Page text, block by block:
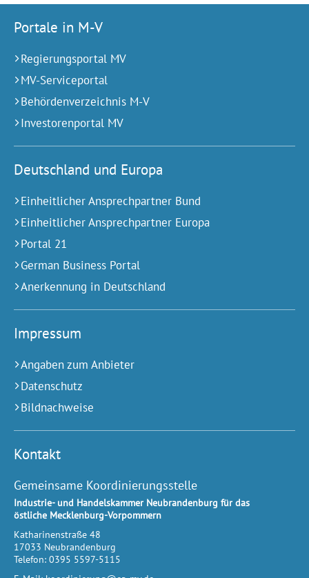
Portale in M-V
Regierungsportal MV
MV-Serviceportal
Behördenverzeichnis M-V
Investorenportal MV
Deutschland und Europa
Einheitlicher Ansprechpartner Bund
Einheitlicher Ansprechpartner Europa
Portal 21
German Business Portal
Anerkennung in Deutschland
Impressum
Angaben zum Anbieter
Datenschutz
Bildnachweise
Kontakt
Gemeinsame Koordinierungsstelle
Industrie- und Handelskammer Neubrandenburg für das
östliche Mecklenburg-Vorpommern
Katharinenstraße 48
17033 Neubrandenburg
Telefon: 0395 5597-5115